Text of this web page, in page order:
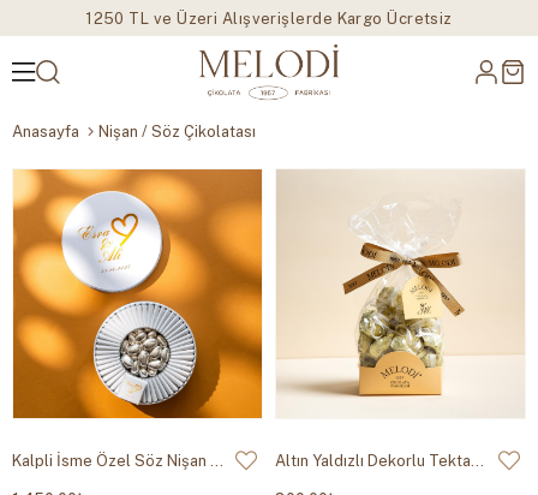
1250 TL ve Üzeri Alışverişlerde Kargo Ücretsiz
Anasayfa Nişan / Söz Çikolatası
Kalpli İsme Özel Söz Nişan Çikolata Metal Kutu Altın Yaldızlı Dekorlu Tektaş Çikolata 350g